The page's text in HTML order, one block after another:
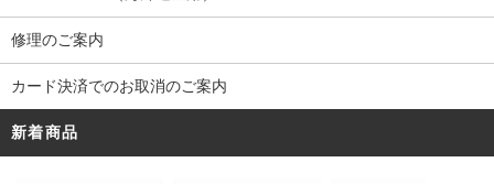
修理のご案内
カード決済でのお取消のご案内
新着商品